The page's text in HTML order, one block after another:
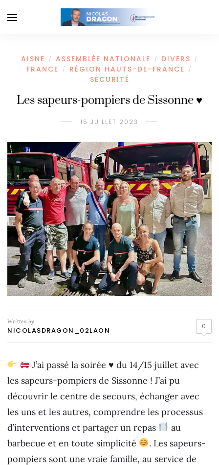
AISNE / ASSEMBLÉE NATIONALE / DIVERS /
FRANCE / RÉGION HAUTS-DE-FRANCE /
SÉCURITÉ
Les sapeurs-pompiers de Sissonne ♥️
15 JUILLET 2023
Written by
NICOLASDRAGON_02LAON 0
J’ai passé la soirée ♥️ du 14/15 juillet avec
les sapeurs-pompiers de Sissonne ! J’ai pu
découvrir le centre de secours, échanger avec
les uns et les autres, comprendre les processus
d’interventions et partager un repas
au
barbecue et en toute simplicité
. Les sapeurs-
pompiers sont une vraie famille, au service de